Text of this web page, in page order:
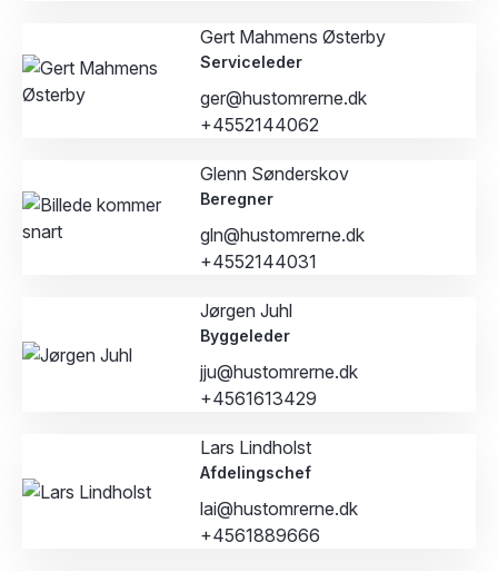
Gert Mahmens Østerby
Serviceleder
ger@hustomrerne.dk
+4552144062
Glenn Sønderskov
Beregner
gln@hustomrerne.dk
+4552144031
Jørgen Juhl
Byggeleder
jju@hustomrerne.dk
+4561613429
Lars Lindholst
Afdelingschef
lai@hustomrerne.dk
+4561889666